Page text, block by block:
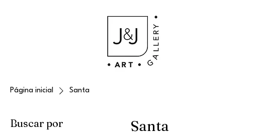
Página inicial Santa
Buscar por Santa